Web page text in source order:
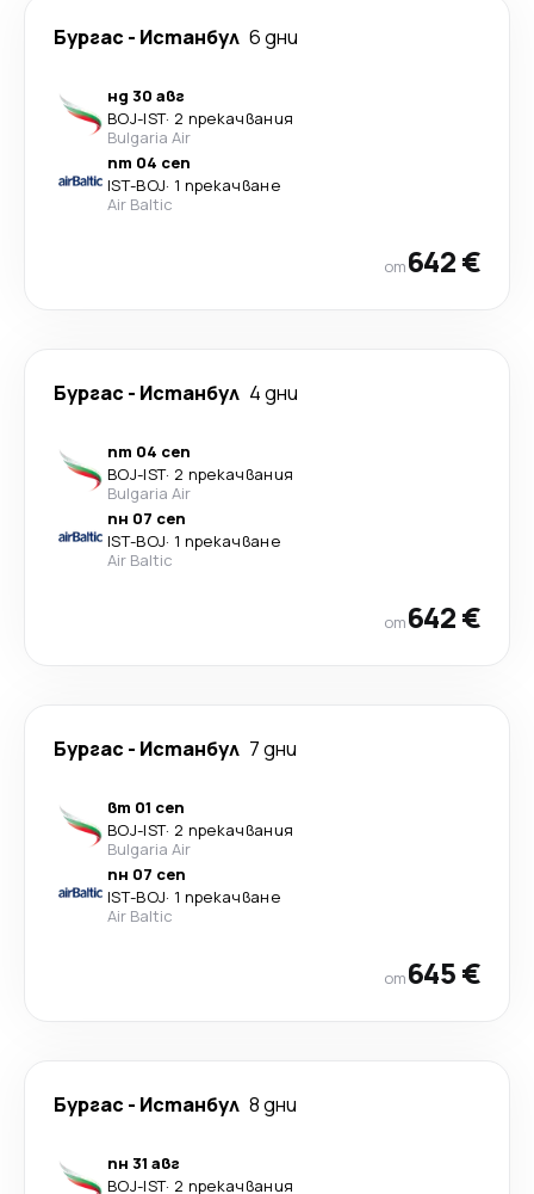
Бургас - Истанбул 6 дни
нд 30 авг
BOJ-IST· 2 прекачвания
Bulgaria Air
пт 04 сеп
IST-BOJ· 1 прекачване
Air Baltic
от642 €
Бургас - Истанбул 4 дни
пт 04 сеп
BOJ-IST· 2 прекачвания
Bulgaria Air
пн 07 сеп
IST-BOJ· 1 прекачване
Air Baltic
от642 €
Бургас - Истанбул 7 дни
вт 01 сеп
BOJ-IST· 2 прекачвания
Bulgaria Air
пн 07 сеп
IST-BOJ· 1 прекачване
Air Baltic
от645 €
Бургас - Истанбул 8 дни
пн 31 авг
BOJ-IST· 2 прекачвания